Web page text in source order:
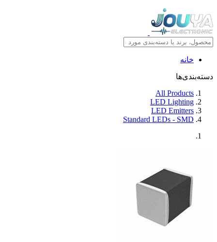
خانه
دسته‌بندی‌ها
All Products
LED Lighting
LED Emitters
Standard LEDs - SMD